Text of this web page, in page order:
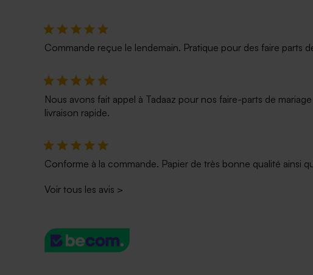
Commande reçue le lendemain. Pratique pour des faire parts
Nous avons fait appel à Tadaaz pour nos faire-parts de
livraison rapide.
Conforme à la commande. Papier de très bonne qualité ainsi
Voir tous les avis >